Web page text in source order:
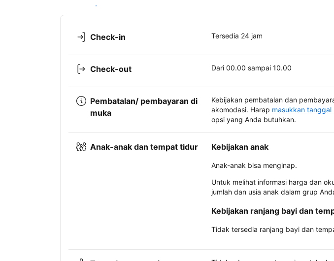
Lihat ketersediaan
Check-in Tersedia 24 jam
Check-out Dari 00.00 sampai 10.00
Pembatalan/ pembayaran di
muka
Kebijakan pembatalan dan
akomodasi. Harap masukkan tanggal
opsi yang Anda butuhkan.
Anak-anak dan tempat tidur Kebijakan anak
Anak-anak bisa menginap.
Untuk melihat informasi harga dan
jumlah dan usia anak dalam grup
Kebijakan ranjang bayi dan
Tidak tersedia ranjang bayi dan